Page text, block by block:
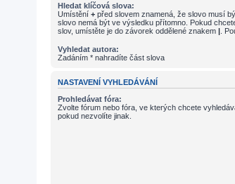
Hledat klíčová slova:
Umístění + před slovem znamená, že slovo musí
slovo nemá být ve výsledku přítomno. Pokud
slov, umístěte je do závorek oddělené znakem | .
Vyhledat autora:
Zadáním * nahradíte část slova
NASTAVENÍ VYHLEDÁVÁNÍ
Prohledávat fóra:
Zvolte fórum nebo fóra, ve kterých chcete
pokud nezvolíte jinak.